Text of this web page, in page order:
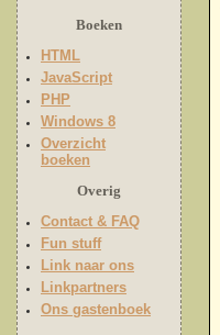
Boeken
HTML
JavaScript
PHP
Windows 8
Overzicht
boeken
Overig
Contact & FAQ
Fun stuff
Link naar ons
Linkpartners
Ons gastenboek